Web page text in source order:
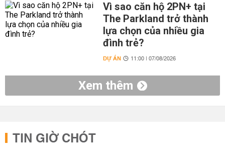
Vì sao căn hộ 2PN+ tại
The Parkland trở thành
lựa chọn của nhiều gia
đình trẻ?
DỰ ÁN 11:00 | 07/08/2026
Xem thêm
TIN GIỜ CHÓT